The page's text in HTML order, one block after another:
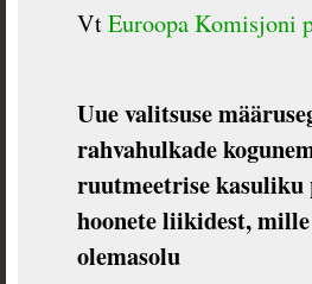
VtEuroopa Komisjoni
Uue valitsuse
rahvahulkade
ruutmeetrise kasuliku
hoonete liikidest,
olemasolu